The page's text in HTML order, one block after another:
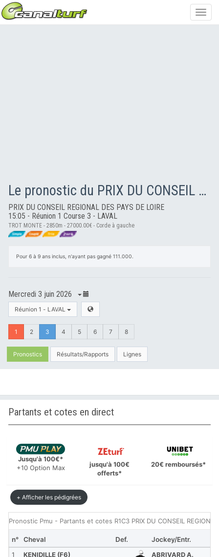
Le pronostic du PRIX DU CONSEIL REGIONAL DES PAYS DE LOIRE
PRIX DU CONSEIL REGIONAL DES PAYS DE LOIRE
15:05 - Réunion 1 Course 3 - LAVAL
TROT MONTE - 2850m - 27000.00€ - Corde à gauche
Pour 6 à 9 ans inclus, n'ayant pas gagné 111.000.
Mercredi 3 juin 2026
Réunion 1 - LAVAL
1 2 3 4 5 6 7 8
Pronostics Résultats/Rapports Lignes
Partants et cotes en direct
Jusqu'à 100€*
+10 Option Max
jusqu'à 100€
offerts*
20€ remboursés*
+ Afficher les pédigrées
Pronostic Pmu - Partants et cotes R1C3 PRIX DU CONSEIL
n° Cheval Def.
Jockey/Entr.
1
KENIDILLE (F6) ABRIVARD A.